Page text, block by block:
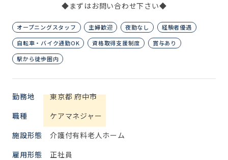
◆まずはお問い合わせ下さい◆
オープニングスタッフ 主婦歓迎 夜勤なし
経験者優遇
自転車・バイク通勤OK
資格取得支援制度
賞与あり
駅から徒歩圏内
勤務地
東京都 府中市
職種
ケアマネジャー
施設形態
介護付有料老人ホーム
雇用形態
正社員